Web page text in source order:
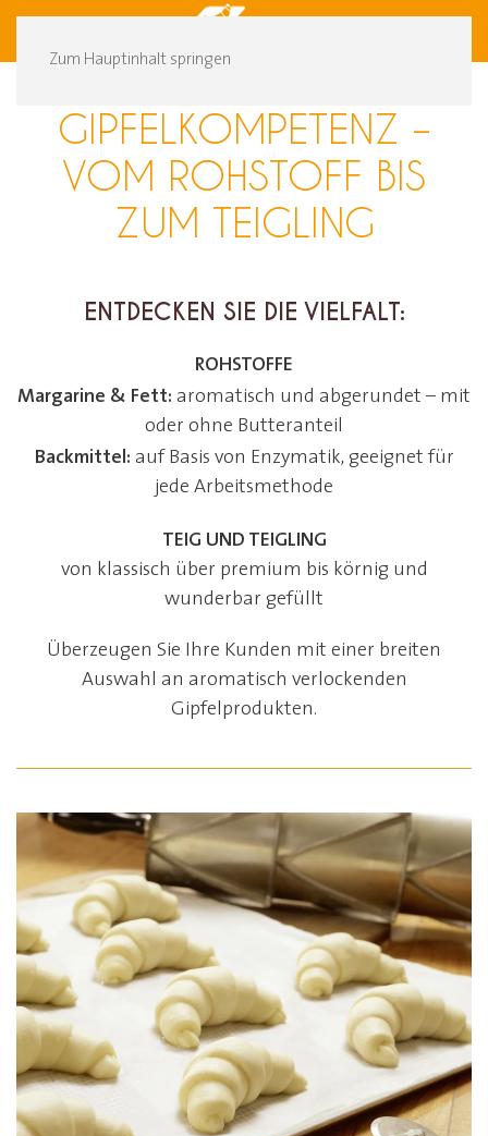
Zum Hauptinhalt springen
GIPFELKOMPETENZ –
VOM ROHSTOFF BIS
ZUM TEIGLING
ENTDECKEN SIE DIE VIELFALT:
ROHSTOFFE
Margarine & Fett: aromatisch und abgerundet – mit
oder ohne Butteranteil
Backmittel: auf Basis von Enzymatik, geeignet für
jede Arbeitsmethode
TEIG UND TEIGLING
von klassisch über premium bis körnig und
wunderbar gefüllt
Überzeugen Sie Ihre Kunden mit einer breiten
Auswahl an aromatisch verlockenden
Gipfelprodukten.